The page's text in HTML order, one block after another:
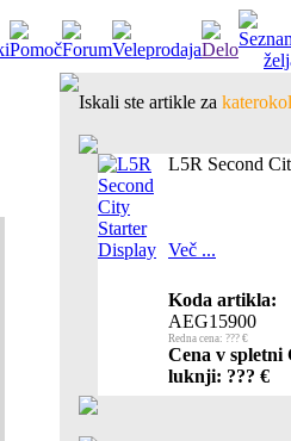
Iskali ste artikle za
L5R Second
Več ...
Koda artikla:
AEG15900
Redna cena: ??? €
Cena v spletni
luknji: ??? €